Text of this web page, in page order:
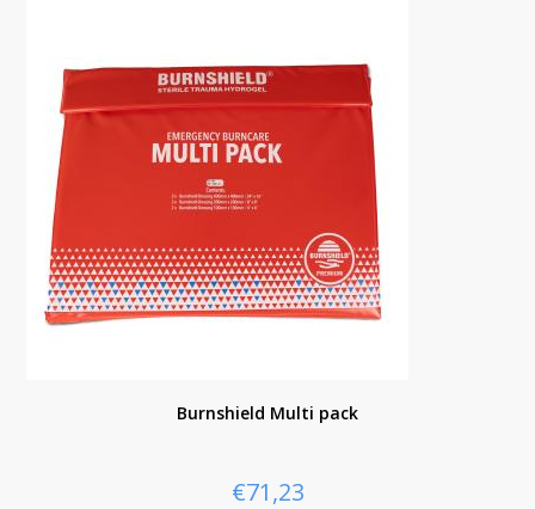
Burnshield Multi pack
€71,23